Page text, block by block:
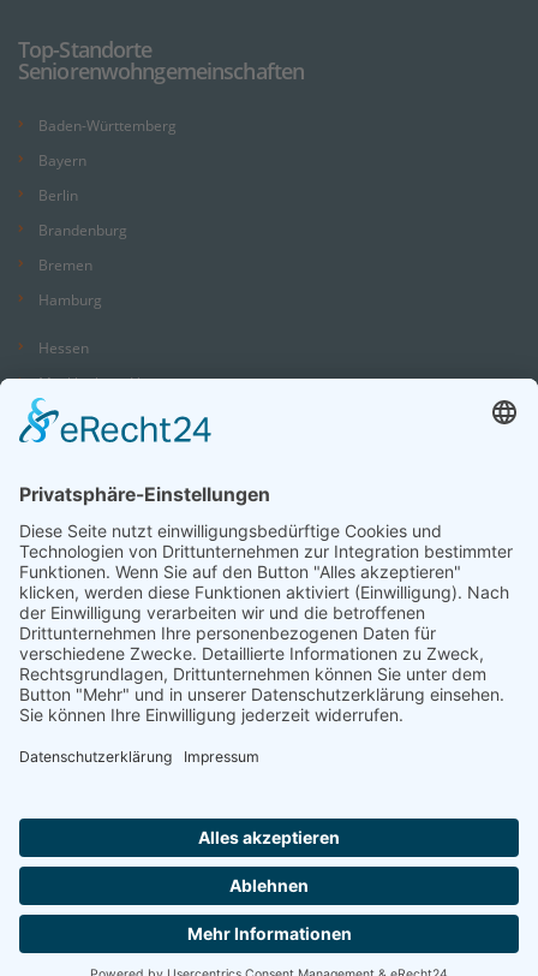
Top-Standorte
Seniorenwohngemeinschaften
Baden-Württemberg
Bayern
Berlin
Brandenburg
Bremen
Hamburg
Hessen
Mecklenburg-Vorpommern
Niedersachsen
Rheinland-Pfalz
Saarland
Sachsen
Sachsen-Anhalt
Schleswig-Holstein
Thüringen
Ein Portal derProAgeMedia GmbH & Co. KG.
Nutzungsbedingungen Datenschutz
Seniorenwohngemeinschaft?
Wir sind auch telefonisch für Sie da und helfen.
Montag-Freitag von 8:00 - 16:30 Uhr
0800 800 666 0